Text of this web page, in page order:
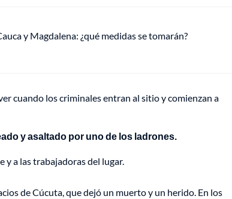
y Magdalena: ¿qué medidas se tomarán?
cuando los criminales entran al sitio y comienzan a
y asaltado por uno de los ladrones.
y a las trabajadoras del lugar.
de Cúcuta, que dejó un muerto y un herido. En los